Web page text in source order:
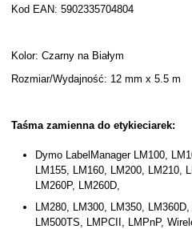
Kod EAN: 5902335704804
Kolor: Czarny na Białym
Rozmiar/Wydajność: 12 mm x 5.5 m
Taśma zamienna do etykieciarek:
Dymo LabelManager LM100,
LM155, LM160, LM200, LM210,
LM260P, LM260D,
LM280, LM300, LM350,
LM500TS, LMPCII, LMPnP,